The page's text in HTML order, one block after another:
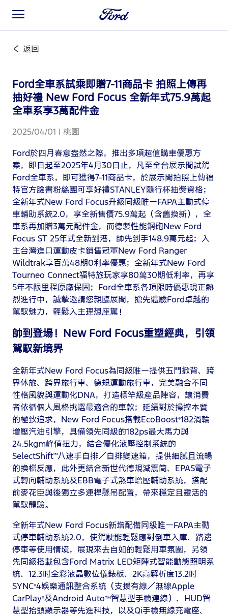
返回
Ford全車系試乘即贈7-11商品卡 拍照上傳再
抽好禮 New Ford Focus 全新年式75.9萬起
全車系享3萬配件金
2025/04/01 | 桃園
Ford於四月春意盎然之際，推出多項超值購車優惠方
案，即日起至2025年4月30日止，凡至全台展示間試駕
Ford全車系，即可獲得7-11商品卡，於展示間拍照上傳福
特官方臉書粉絲團可享好禮STANLEY隨行杯抽獎資格；
全新年式New Ford Focus升級同級唯一FAPA主動式停
車輔助系統2.0，享全新售價75.9萬起（含舊換新），全
車系再加贈3萬元配件金，而德製性能鋼砲New Ford
Focus ST 25年式全新到港，帥先到手148.9萬元起；入
主台灣進口運動皮卡銷售冠軍New Ford Ranger
Wildtrak享百萬48期0利率優惠；全新年式New Ford
Tourneo Connect福特旅玩家享80萬30期低利率，再享
5年不限里程原廠保固；Ford全車系各項限時優惠現正熱
烈進行中，誠摯邀請您親臨展間，搶先體驗Ford卓越的
駕馭魅力，輕鬆入主理想座駕！
帥到登場！New Ford Focus重塑經典，引領
駕馭新境界
全新年式New Ford Focus為同級唯一提供五門掀背、跨
界休旅、跨界旅行車、德規運動旅行車，完美融合不同
性格風貌與運動化DNA，打造標竿級產品陣容，讓消費
者依循個人風格挑選最適合的車款；延續對於操控本質
的極致追求，New Ford Focus搭載EcoBoost®182渦輪
增壓汽油引擎，具備領先同級的182ps最大馬力與
24.5kgm峰值扭力，結合優化液壓控制系統的
SelectShift™八速手自排／自排變速箱，提供細膩且流暢
的換檔反應，此外更結合新世代德規減震筒、EPAS電子
式轉向輔助系統及EBB電子式煞車增壓輔助系統，搭配
前麥花臣與後獨立多連桿懸吊配置，帶來穩定且靈活的
駕馭體驗。
全新年式New Ford Focus新增配備同級唯一FAPA主動
式停車輔助系統2.0，使駕駛能輕鬆應對倒車入庫、路邊
停車等使用情境，展現來去自如的輕鬆用車氛圍，另領
先同級搭載包含Ford Matrix LED矩陣式智能動態照明系
統、12.3吋全彩液晶數位儀錶板、2K高解析度13.2吋
SYNC®4娛樂通訊整合系統（支援有線／無線Apple
CarPlay®及Android AutoTM智慧型手機連線）、HUD智
慧型抬頭顯示器等先進科技，以及Qi手機無線充電座、